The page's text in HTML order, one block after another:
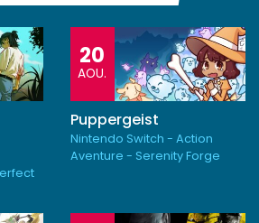
20
AOU.
Puppergeist
Nintendo Switch - Action
Aventure - Serenity Forge